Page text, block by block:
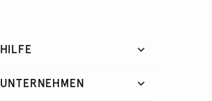
HILFE
UNTERNEHMEN